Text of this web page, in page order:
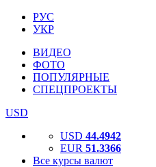
РУС
УКР
ВИДЕО
ФОТО
ПОПУЛЯРНЫЕ
СПЕЦПРОЕКТЫ
USD
USD 44.4942
EUR 51.3366
Все курсы валют